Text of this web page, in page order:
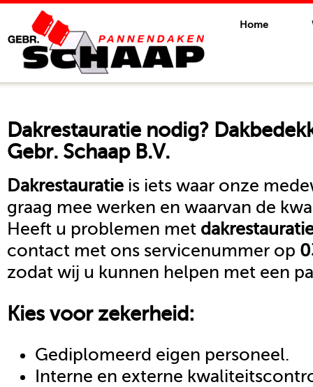
Home
Dakrestauratie nodig?
Gebr. Schaap B.V.
Dakrestauratie is iets waar onze
graag mee werken en waarvan de
Heeft u problemen met
contact met ons servicenummer op
zodat wij u kunnen helpen met een
Kies voor zekerheid:
Gediplomeerd eigen personeel.
Interne en externe